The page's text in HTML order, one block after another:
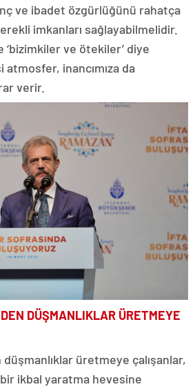
ve ibadet özgürlüğünü rahatça
imkanları sağlayabilmelidir.
‘bizimkiler ve ötekiler’ diye
atmosfer, inancımıza da
verir.
DÜŞMANLIKLAR ÜRETMEYE
üretmeye çalışanlar,
ikbal yaratma hevesine